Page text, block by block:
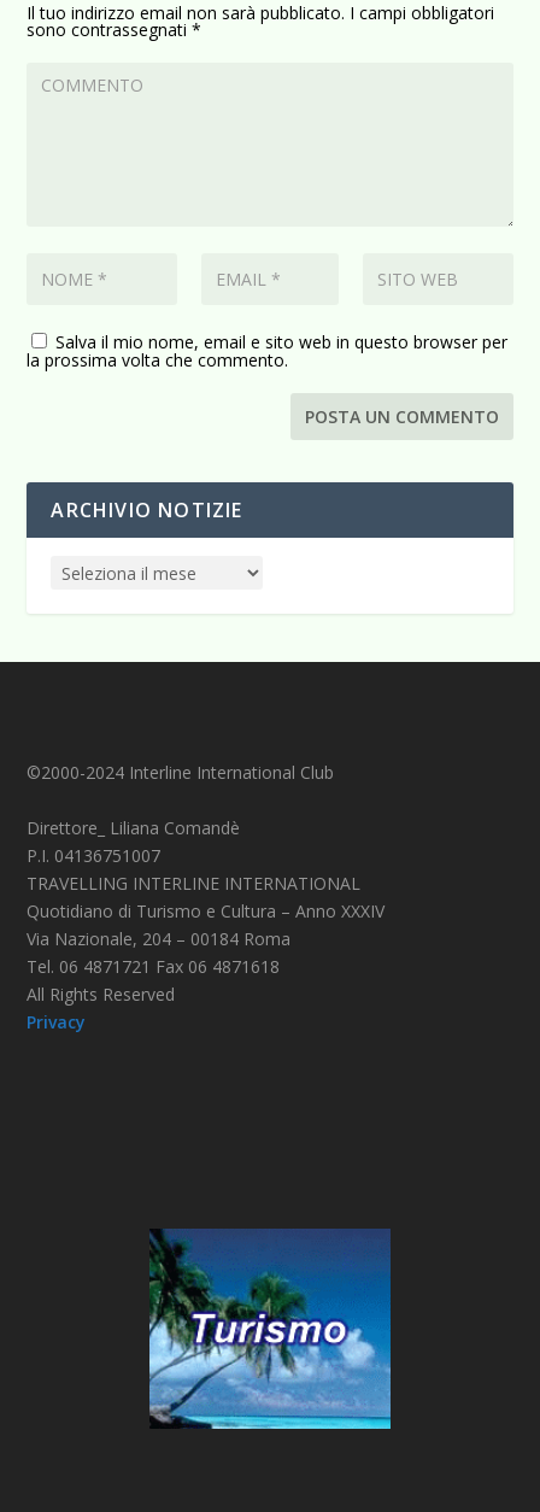
Il tuo indirizzo email non sarà pubblicato. I campi obbligatori
sono contrassegnati*
Salva il mio nome, email e sito web in questo browser per
la prossima volta che commento.
ARCHIVIO NOTIZIE
©2000-2024 Interline International Club
Direttore_ Liliana Comandè
P.I. 04136751007
TRAVELLING INTERLINE INTERNATIONAL
Quotidiano di Turismo e Cultura – Anno XXXIV
Via Nazionale, 204 – 00184 Roma
Tel. 06 4871721 Fax 06 4871618
All Rights Reserved
Privacy